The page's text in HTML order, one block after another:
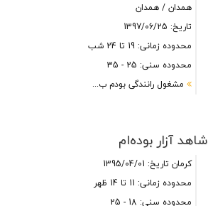
همدان / همدان
تاریخ: 1397/06/25
محدوده زمانی: 19 تا 24 شب
محدوده سنی: 25 - 35
مشغول رانندگی بودم ب...
شاهد آزار بوده‌ام
کرمان تاریخ: 1395/04/01
محدوده زمانی: 11 تا 14 ظهر
محدوده سنی: 18 - 25